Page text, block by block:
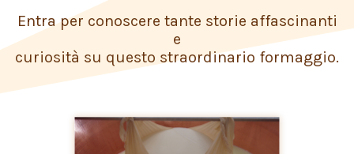
Entra per conoscere tante storie affascinanti
e
curiosità su questo straordinario formaggio.